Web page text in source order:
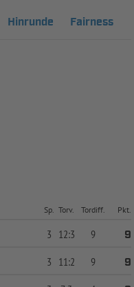
Hinrunde Fairness
Sp. Torv. Tordiff. Pkt.
3 12:3 9
9
3 11:2 9
9